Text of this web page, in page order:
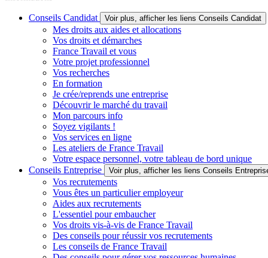
Conseils Candidat Voir plus, afficher les liens Conseils Candidat
Mes droits aux aides et allocations
Vos droits et démarches
France Travail et vous
Votre projet professionnel
Vos recherches
En formation
Je crée/reprends une entreprise
Découvrir le marché du travail
Mon parcours info
Soyez vigilants !
Vos services en ligne
Les ateliers de France Travail
Votre espace personnel, votre tableau de bord unique
Conseils Entreprise
Voir plus, afficher les liens Conseils
Vos recrutements
Vous êtes un particulier employeur
Aides aux recrutements
L'essentiel pour embaucher
Vos droits vis-à-vis de France Travail
Des conseils pour réussir vos recrutements
Les conseils de France Travail